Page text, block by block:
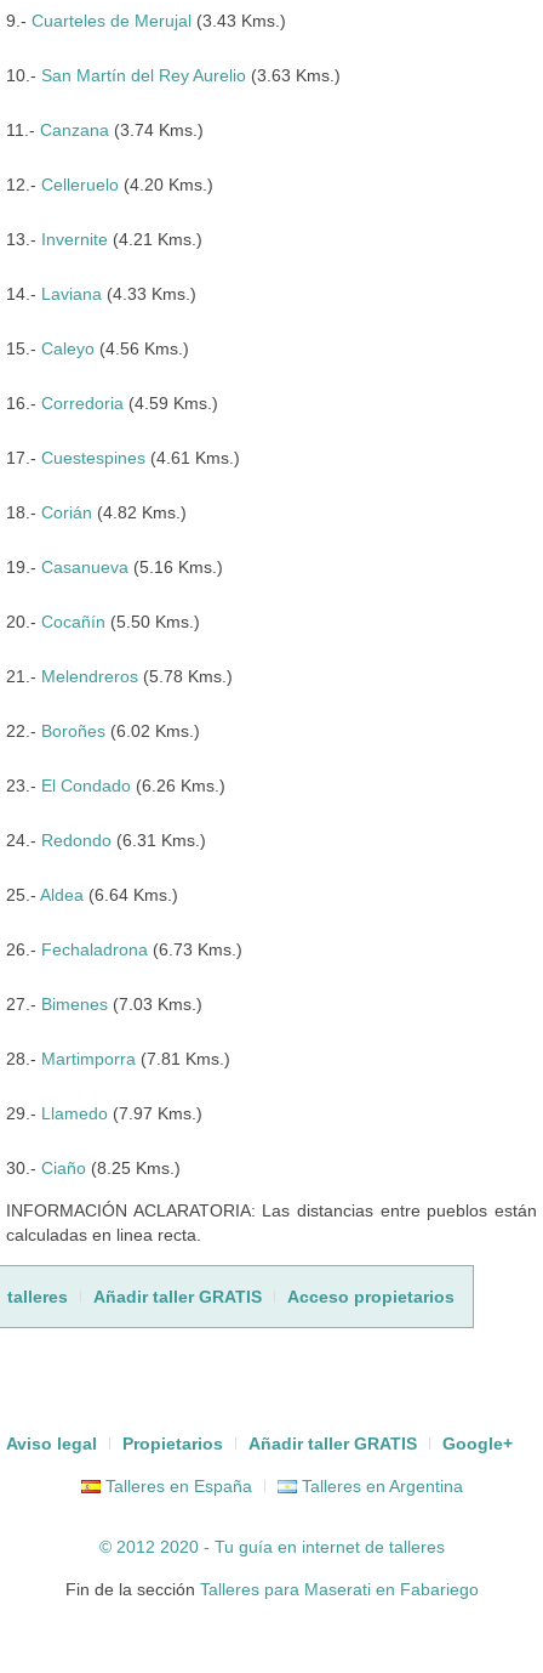
9.- Cuarteles de Merujal (3.43 Kms.)
10.- San Martín del Rey Aurelio (3.63 Kms.)
11.- Canzana (3.74 Kms.)
12.- Celleruelo (4.20 Kms.)
13.- Invernite (4.21 Kms.)
14.- Laviana (4.33 Kms.)
15.- Caleyo (4.56 Kms.)
16.- Corredoria (4.59 Kms.)
17.- Cuestespines (4.61 Kms.)
18.- Corián (4.82 Kms.)
19.- Casanueva (5.16 Kms.)
20.- Cocañín (5.50 Kms.)
21.- Melendreros (5.78 Kms.)
22.- Boroñes (6.02 Kms.)
23.- El Condado (6.26 Kms.)
24.- Redondo (6.31 Kms.)
25.- Aldea (6.64 Kms.)
26.- Fechaladrona (6.73 Kms.)
27.- Bimenes (7.03 Kms.)
28.- Martimporra (7.81 Kms.)
29.- Llamedo (7.97 Kms.)
30.- Ciaño (8.25 Kms.)
INFORMACIÓN ACLARATORIA: Las distancias entre pueblos están
calculadas en linea recta.
talleres Añadir taller GRATIS Acceso propietarios
Aviso legal Propietarios Añadir taller GRATIS Google+
Talleres en España Talleres en Argentina
© 2012 2020 - Tu guía en internet de talleres
Fin de la sección Talleres para Maserati en Fabariego